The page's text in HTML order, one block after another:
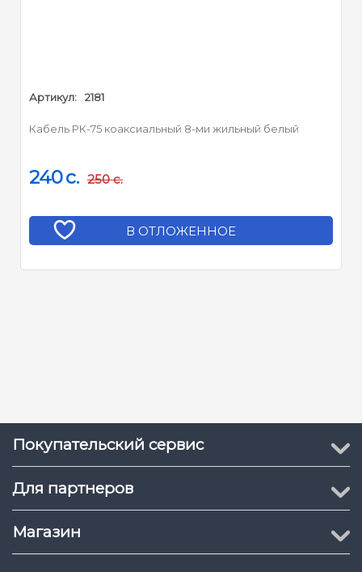
Артикул: 2181
Кабель РК-75 коаксиальный 8-ми жильный белый
240c. 250 c.
В ОТЛОЖЕННОЕ
Покупательский сервис
Для партнеров
Магазин